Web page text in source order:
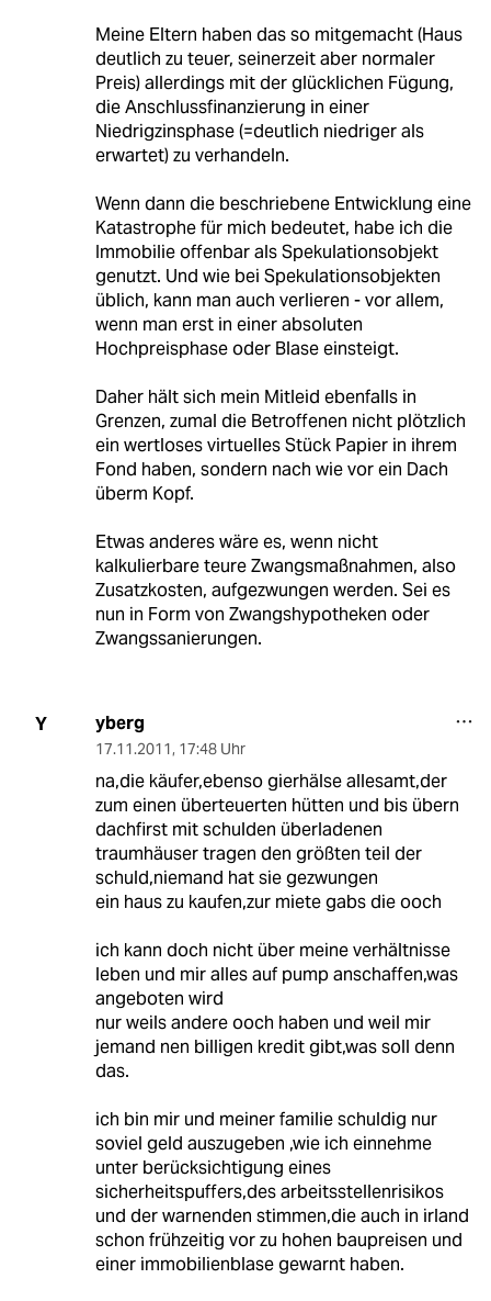
Meine Eltern haben das so mitgemacht (Haus
deutlich zu teuer, seinerzeit aber normaler
Preis) allerdings mit der glücklichen Fügung,
die Anschlussfinanzierung in einer
Niedrigzinsphase (=deutlich niedriger als
erwartet) zu verhandeln.
Wenn dann die beschriebene Entwicklung eine
Katastrophe für mich bedeutet, habe ich die
Immobilie offenbar als Spekulationsobjekt
genutzt. Und wie bei Spekulationsobjekten
üblich, kann man auch verlieren - vor allem,
wenn man erst in einer absoluten
Hochpreisphase oder Blase einsteigt.
Daher hält sich mein Mitleid ebenfalls in
Grenzen, zumal die Betroffenen nicht plötzlich
ein wertloses virtuelles Stück Papier in ihrem
Fond haben, sondern nach wie vor ein Dach
überm Kopf.
Etwas anderes wäre es, wenn nicht
kalkulierbare teure Zwangsmaßnahmen, also
Zusatzkosten, aufgezwungen werden. Sei es
nun in Form von Zwangshypotheken oder
Zwangssanierungen.
Y yberg
17.11.2011, 17:48 Uhr
na,die käufer,ebenso gierhälse allesamt,der
zum einen überteuerten hütten und bis übern
dachfirst mit schulden überladenen
traumhäuser tragen den größten teil der
schuld,niemand hat sie gezwungen
ein haus zu kaufen,zur miete gabs die ooch
ich kann doch nicht über meine verhältnisse
leben und mir alles auf pump anschaffen,was
angeboten wird
nur weils andere ooch haben und weil mir
jemand nen billigen kredit gibt,was soll denn
das.
ich bin mir und meiner familie schuldig nur
soviel geld auszugeben ,wie ich einnehme
unter berücksichtigung eines
sicherheitspuffers,des arbeitsstellenrisikos
und der warnenden stimmen,die auch in irland
schon frühzeitig vor zu hohen baupreisen und
einer immobilienblase gewarnt haben.